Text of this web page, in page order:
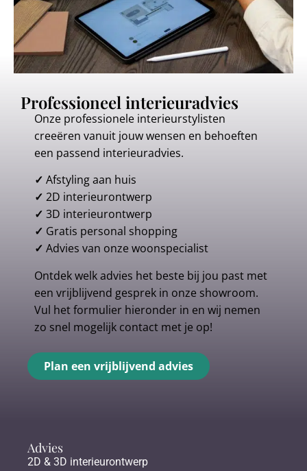
Professioneel interieuradvies
Onze professionele interieurstylisten
creeëren vanuit jouw wensen en behoeften
een passend interieuradvies.
✓ Afstyling aan huis
✓ 2D interieurontwerp
✓ 3D interieurontwerp
✓ Gratis personal shopping
✓ Advies van onze woonspecialist
Ontdek welk advies het beste bij jou past met
een vrijblijvend gesprek in onze showroom.
Vul het formulier hieronder in en wij nemen
zo snel mogelijk contact met je op!
Plan een vrijblijvend advies
Advies
2D & 3D interieurontwerp